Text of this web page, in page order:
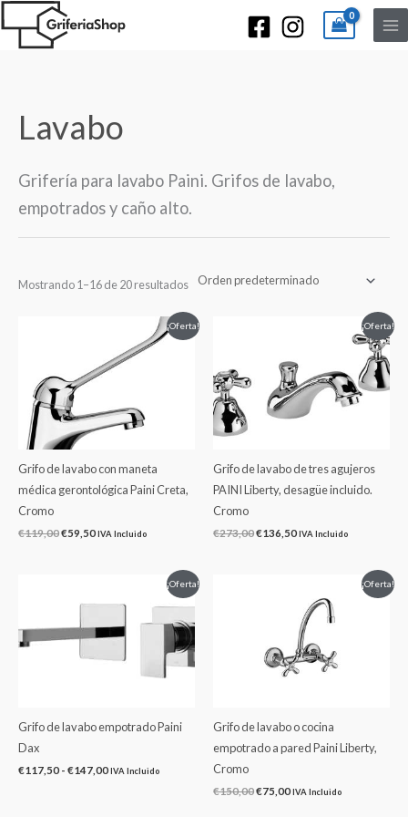
Lavabo
Grifería para lavabo Paini. Grifos de lavabo,
empotrados y caño alto.
Mostrando 1–16 de 20 resultados
¡Oferta!
Grifo de lavabo con maneta
médica gerontológica Paini Creta,
Cromo
€119,00
€119,00.
€59,50
es:
€59,50.
IVA Incluido
¡Oferta!
Grifo de lavabo de tres agujeros
PAINI Liberty, desagüe incluido.
Cromo
€273,00
€273,00.
€136,50
€136,50.
IVA Incluido
¡Oferta!
Grifo de lavabo empotrado Paini
Dax
€117,50 - €147,00
precios:
€117,50
€147,00
IVA Incluido
¡Oferta!
Grifo de lavabo o cocina
empotrado a pared Paini Liberty,
Cromo
€150,00€75,00
actual
es:
€75,00.
IVA Incluido